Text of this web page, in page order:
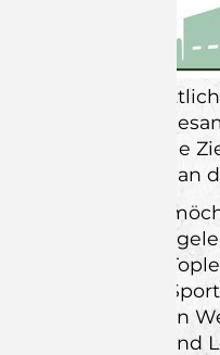
Arbeit am
Die gemeinsame
dem Weg zurück an
Inhalte
verstanden und
ist, ist in vielen
den Spaß am
einen anderen
unserer Sicht